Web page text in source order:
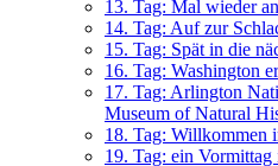
13. Tag: Mal wieder
14. Tag: Auf zur
15. Tag: Spät in die
16. Tag: Washington
17. Tag: Arlington
Museum of Natural
18. Tag: Willkommen
19. Tag: ein